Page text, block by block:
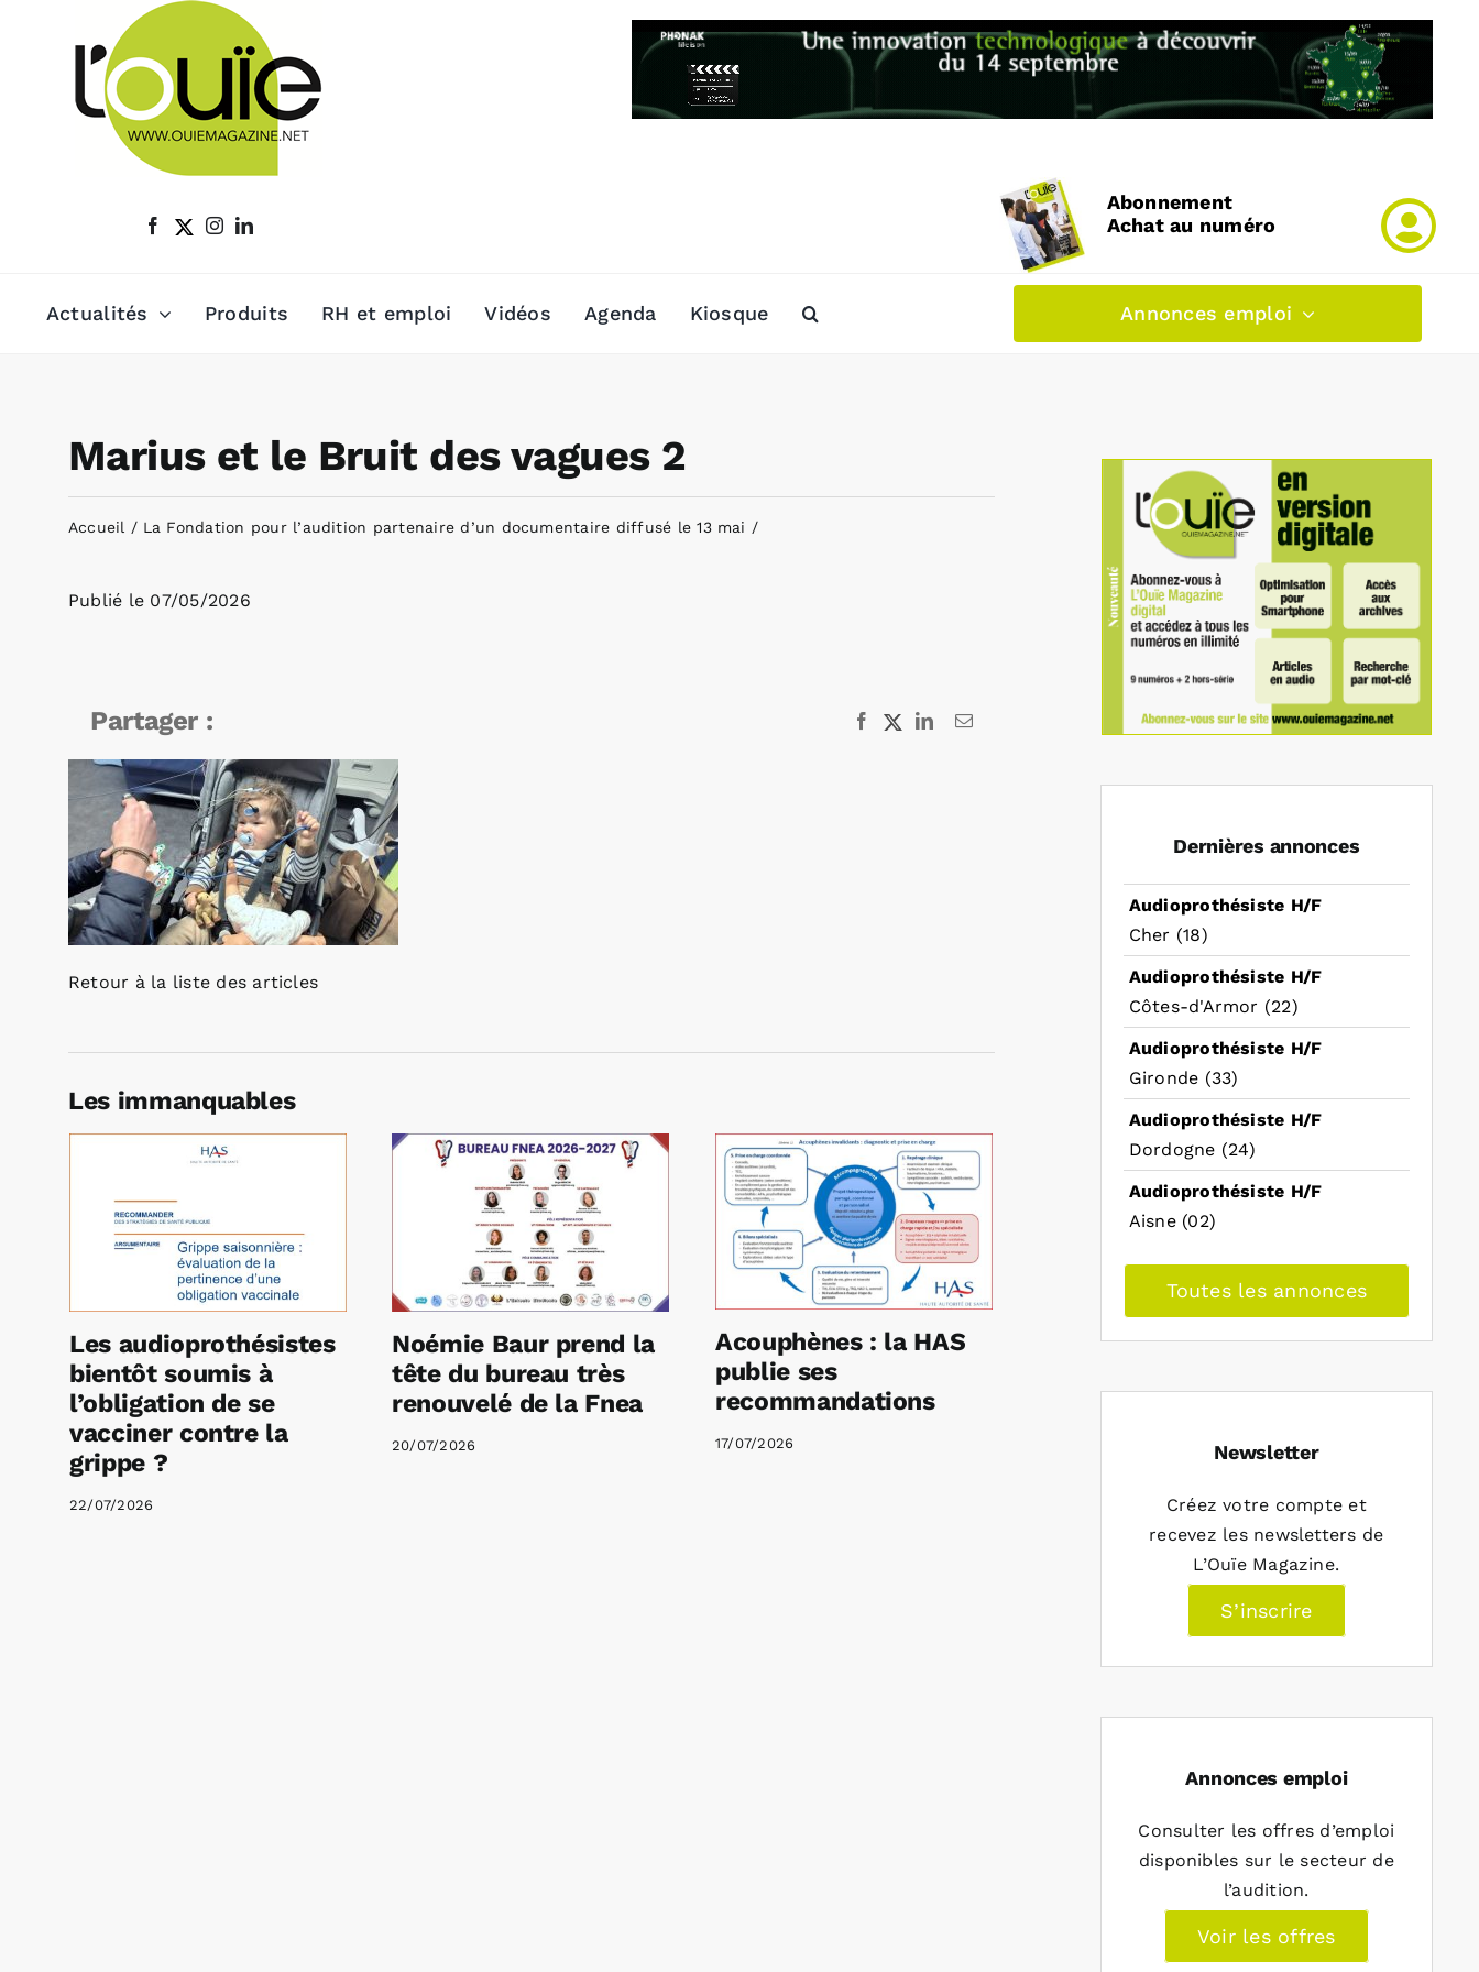
Abonnement
Achat au numéro
Actualités Produits RH et emploi Vidéos Agenda Kiosque Annonces emploi
Marius et le Bruit des vagues 2
Accueil La Fondation pour l’audition partenaire d’un documentaire diffusé le 13 mai
Publié le 07/05/2026
Partager : Facebook
X LinkedInEmail
Retour à la liste des articles
Les immanquables
Les audioprothésistes
bientôt soumis à
l’obligation de se
vacciner contre la
grippe ?
22/07/2026
Noémie Baur prend la
tête du bureau très
renouvelé de la Fnea
20/07/2026
Acouphènes : la HAS
publie ses
recommandations
17/07/2026
Dernières annonces
Audioprothésiste H/F
Cher (18)
Audioprothésiste H/F
Côtes-d'Armor (22)
Audioprothésiste H/F
Gironde (33)
Audioprothésiste H/F
Dordogne (24)
Audioprothésiste H/F
Aisne (02)
Toutes les annonces
Newsletter
Créez votre compte et
recevez les newsletters de
L’Ouïe Magazine.
S’inscrire
Annonces emploi
Consulter les offres d’emploi
disponibles sur le secteur de
l’audition.
Voir les offres